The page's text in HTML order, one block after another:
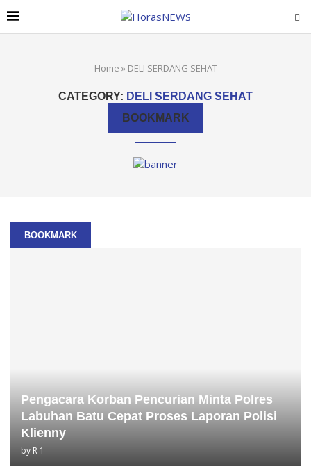
Home » DELI SERDANG SEHAT
CATEGORY: DELI SERDANG SEHAT
BOOKMARK
BOOKMARK
Pengacara Korban Pencurian Minta Polres
Labuhan Batu Cepat Proses Laporan Polisi
Klienny
by R 1